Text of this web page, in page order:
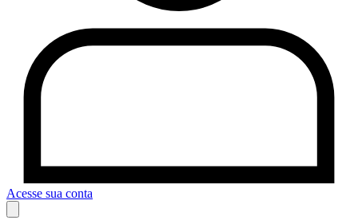
Acesse sua conta